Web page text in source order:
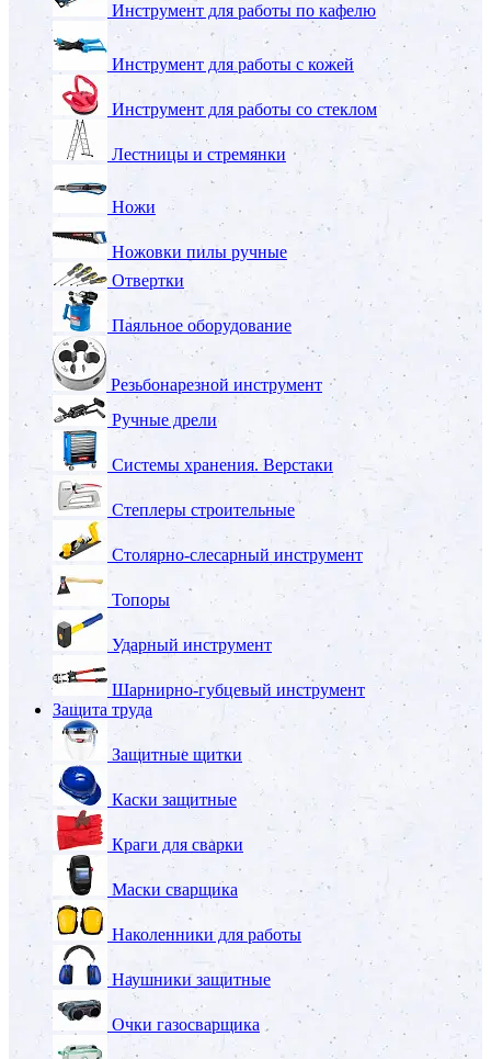
Инструмент для работы по кафелю
Инструмент для работы с кожей
Инструмент для работы со стеклом
Лестницы и стремянки
Ножи
Ножовки пилы ручные
Отвертки
Паяльное оборудование
Резьбонарезной инструмент
Ручные дрели
Системы хранения. Верстаки
Степлеры строительные
Столярно-слесарный инструмент
Топоры
Ударный инструмент
Шарнирно-губцевый инструмент
Защита труда
Защитные щитки
Каски защитные
Краги для сварки
Маски сварщика
Наколенники для работы
Наушники защитные
Очки газосварщика